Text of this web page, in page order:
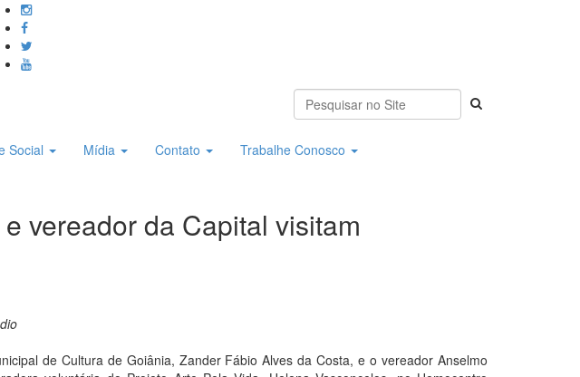
Social Mídia Contato Trabalhe Conosco
vereador da Capital visitam
de Cultura de Goiânia, Zander Fábio Alves da Costa, e o vereador Anselmo